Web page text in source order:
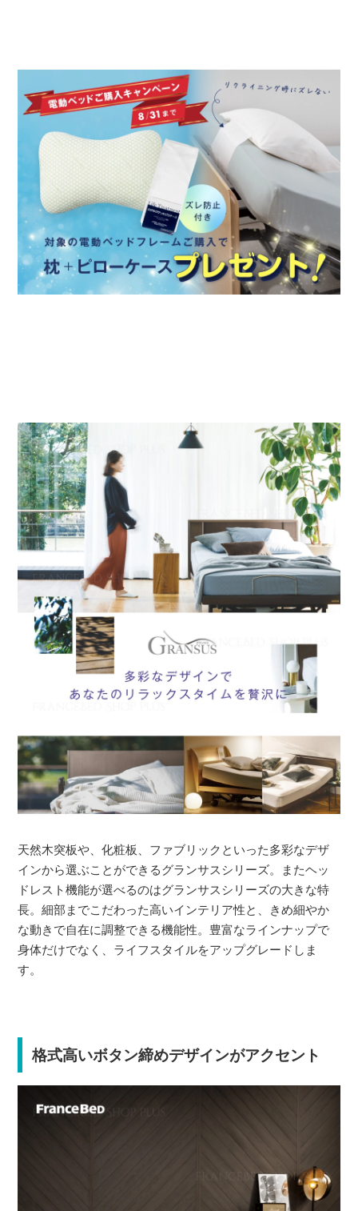
天然木突板や、化粧板、ファブリックといった多彩なデザ
インから選ぶことができるグランサスシリーズ。またヘッ
ドレスト機能が選べるのはグランサスシリーズの大きな特
長。細部までこだわった高いインテリア性と、きめ細やか
な動きで自在に調整できる機能性。豊富なラインナップで
身体だけでなく、ライフスタイルをアップグレードしま
す。
格式高いボタン締めデザインがアクセント